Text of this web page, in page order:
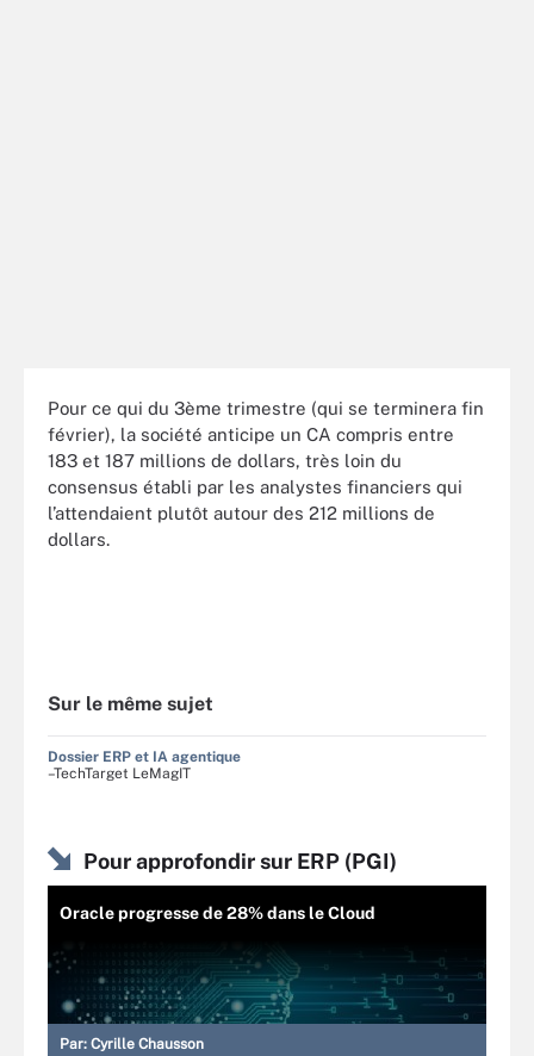
Pour ce qui du 3ème trimestre (qui se terminera fin
février), la société anticipe un CA compris entre
183 et 187 millions de dollars, très loin du
consensus établi par les analystes financiers qui
l’attendaient plutôt autour des 212 millions de
dollars.
Sur le même sujet
Dossier ERP et IA agentique
–TechTarget LeMagIT
Pour approfondir sur ERP (PGI)
Oracle progresse de 28% dans le Cloud
Par: Cyrille Chausson